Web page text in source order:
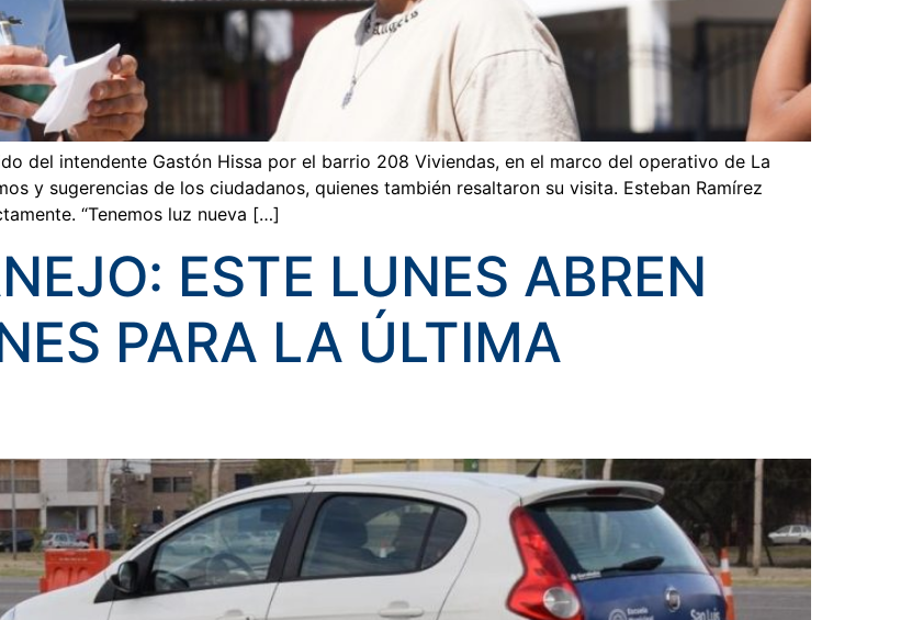
del intendente Gastón Hissa por el barrio 208 Viviendas, en el marco del operativo de La
y sugerencias de los ciudadanos, quienes también resaltaron su visita. Esteban Ramírez
“Tenemos luz nueva […]
ESTE LUNES ABREN
PARA LA ÚLTIMA